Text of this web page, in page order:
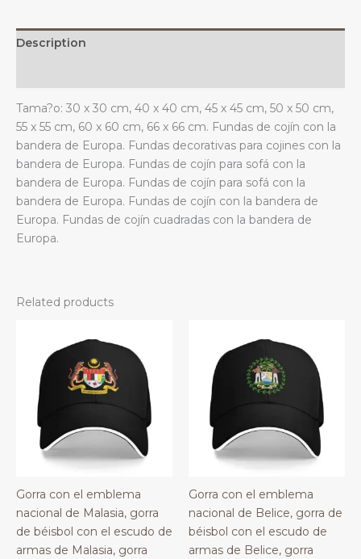
quantity
Description
Tama?o: 30 x 30 cm, 40 x 40 cm, 45 x 45 cm, 50 x 50 cm,
55 x 55 cm, 60 x 60 cm, 66 x 66 cm. Fundas de cojín con la
bandera de Europa. Fundas decorativas para cojines con la
bandera de Europa. Fundas de cojín para sofá con la
bandera de Europa. Fundas de cojín para sofá con la
bandera de Europa. Fundas de cojín con la bandera de
Europa. Fundas de cojín cuadradas con la bandera de
Europa.
Related products
Gorra con el emblema
nacional de Malasia, gorra
de béisbol con el escudo de
armas de Malasia, gorra
Gorra con el emblema
nacional de Belice, gorra de
béisbol con el escudo de
armas de Belice, gorra